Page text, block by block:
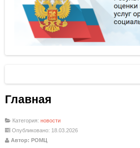
Главная
Категория: новости
Опубликовано: 18.03.2026
Автор: РОМЦ